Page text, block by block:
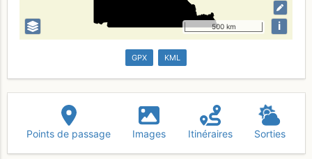
500 km i
GPX KML
Points de passage Images Itinéraires Sorties